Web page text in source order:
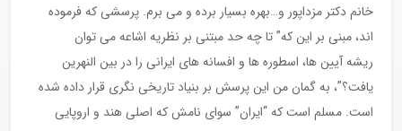
خانم دکتر مزداپور و…بهره بسیار برده و می برم. پرسشی که فرموده
اند، مبنی بر این که” تا چه حد مبتنی بر نظریه اشاعه می توان
ریشه آیین ها، اسطوره ها و افسانه های ایرانی را در بین النهرین
یافت؟”، به گمان من این پرسش بر بنیاد تاریخی نگری قرار داده شده
است. مسلم است که “ایران” سوای نامش که اصلی هند و اروپایی